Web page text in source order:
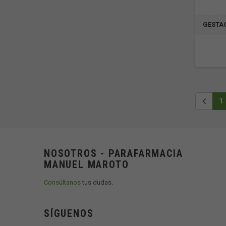
1
NOSOTROS - PARAFARMACIA
MANUEL MAROTO
Consúltanostus dudas.
SÍGUENOS